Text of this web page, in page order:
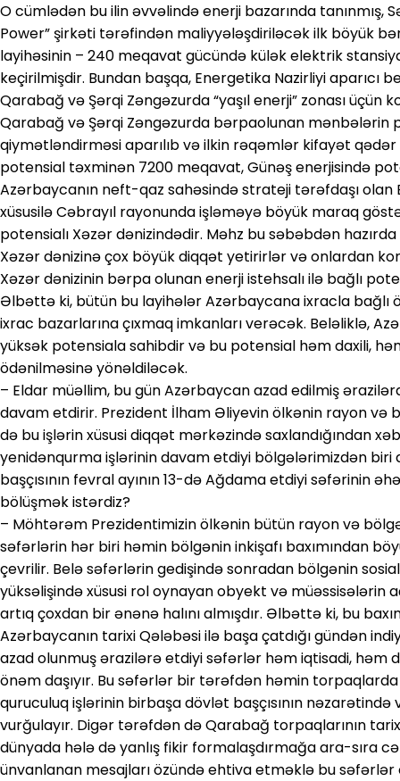
O cümlədən bu ilin əvvəlində enerji bazarında tanınmış,
Power” şirkəti tərəfindən maliyyələşdiriləcək ilk böyük
layihəsinin – 240 meqavat gücündə külək elektrik
keçirilmişdir. Bundan başqa, Energetika Nazirliyi aparıcı
Qarabağ və Şərqi Zəngəzurda “yaşıl enerji” zonası üçün
Qarabağ və Şərqi Zəngəzurda bərpaolunan mənbələrin
qiymətləndirməsi aparılıb və ilkin rəqəmlər kifayət qədər
potensial təxminən 7200 meqavat, Günəş enerjisində
Azərbaycanın neft-qaz sahəsində strateji tərəfdaşı olan
xüsusilə Cəbrayıl rayonunda işləməyə böyük maraq
potensialı Xəzər dənizindədir. Məhz bu səbəbdən
Xəzər dənizinə çox böyük diqqət yetirirlər və onlardan
Xəzər dənizinin bərpa olunan enerji istehsalı ilə bağlı
Əlbəttə ki, bütün bu layihələr Azərbaycana ixracla bağlı
ixrac bazarlarına çıxmaq imkanları verəcək. Beləliklə,
yüksək potensiala sahibdir və bu potensial həm daxili,
ödənilməsinə yönəldiləcək.
– Eldar müəllim, bu gün Azərbaycan azad edilmiş
davam etdirir. Prezident İlham Əliyevin ölkənin rayon və
də bu işlərin xüsusi diqqət mərkəzində saxlandığından
yenidənqurma işlərinin davam etdiyi bölgələrimizdən
başçısının fevral ayının 13-də Ağdama etdiyi səfərinin
bölüşmək istərdiz?
– Möhtərəm Prezidentimizin ölkənin bütün rayon və
səfərlərin hər biri həmin bölgənin inkişafı baxımından
çevrilir. Belə səfərlərin gedişində sonradan bölgənin
yüksəlişində xüsusi rol oynayan obyekt və müəssisələrin
artıq çoxdan bir ənənə halını almışdır. Əlbəttə ki, bu
Azərbaycanın tarixi Qələbəsi ilə başa çatdığı gündən
azad olunmuş ərazilərə etdiyi səfərlər həm iqtisadi, həm
önəm daşıyır. Bu səfərlər bir tərəfdən həmin
quruculuq işlərinin birbaşa dövlət başçısının nəzarətində
vurğulayır. Digər tərəfdən də Qarabağ torpaqlarının
dünyada hələ də yanlış fikir formalaşdırmağa ara-sıra
ünvanlanan mesajları özündə ehtiva etməklə bu səfərlər